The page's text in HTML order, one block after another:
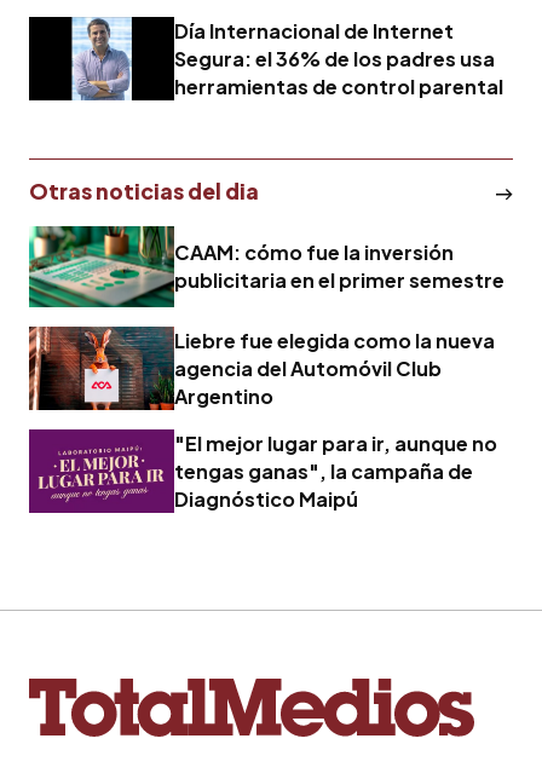
Día Internacional de Internet
Segura: el 36% de los padres usa
herramientas de control parental
Otras noticias del dia
CAAM: cómo fue la inversión
publicitaria en el primer semestre
Liebre fue elegida como la nueva
agencia del Automóvil Club
Argentino
"El mejor lugar para ir, aunque no
tengas ganas", la campaña de
Diagnóstico Maipú